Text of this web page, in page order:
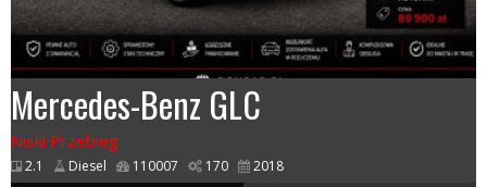
Mercedes-Benz GLC
Niski Przebieg
2.1 Diesel 110007 170 2018